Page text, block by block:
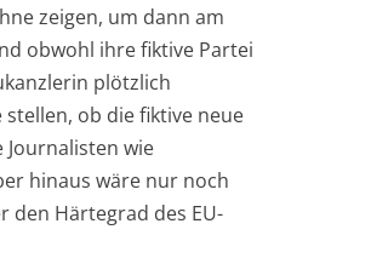
zeigen, um dann am
obwohl ihre fiktive Partei
plötzlich
ob die fiktive neue
Journalisten wie
hinaus wäre nur noch
den Härtegrad des EU-